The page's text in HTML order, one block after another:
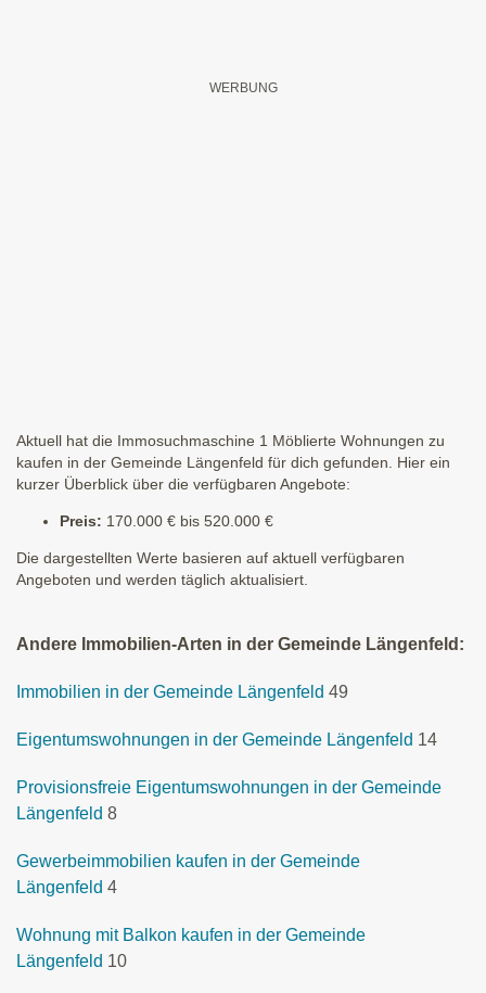
Aktuell hat die Immosuchmaschine 1 Möblierte Wohnungen zu
kaufen in der Gemeinde Längenfeld für dich gefunden. Hier ein
kurzer Überblick über die verfügbaren Angebote:
Preis: 170.000 € bis 520.000 €
Die dargestellten Werte basieren auf aktuell verfügbaren
Angeboten und werden täglich aktualisiert.
Andere Immobilien-Arten in der Gemeinde Längenfeld:
Immobilien in der Gemeinde Längenfeld 49
Eigentumswohnungen in der Gemeinde Längenfeld 14
Provisionsfreie Eigentumswohnungen in der Gemeinde
Längenfeld 8
Gewerbeimmobilien kaufen in der Gemeinde
Längenfeld 4
Wohnung mit Balkon kaufen in der Gemeinde
Längenfeld 10